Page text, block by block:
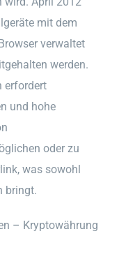
mit dem
verwaltet
werden.
erfordert
und hohe
oder zu
was sowohl
bringt.
– Kryptowährung